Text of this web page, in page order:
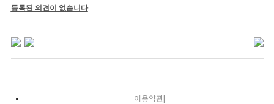
등록된 의견이 없습니다
이용약관|